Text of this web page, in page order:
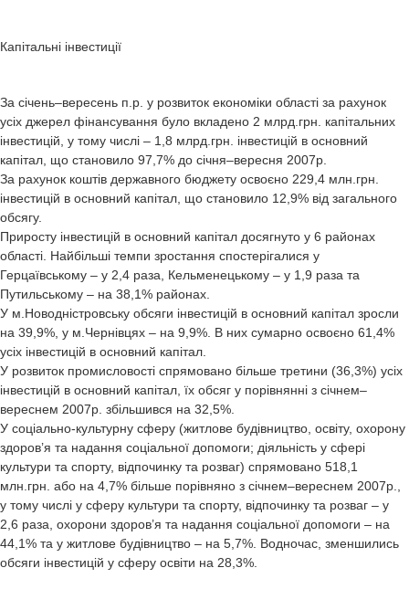
Капітальні інвестиції
За січень–вересень п.р. у розвиток економіки області за рахунок
усіх джерел фінансування було вкладено 2 млрд.грн. капітальних
інвестицій, у тому числі – 1,8 млрд.грн. інвестицій в основний
капітал, що становило 97,7% до січня–вересня 2007р.
За рахунок коштів державного бюджету освоєно 229,4 млн.грн.
інвестицій в основний капітал, що становило 12,9% від загального
обсягу.
Приросту інвестицій в основний капітал досягнуто у 6 районах
області. Найбільші темпи зростання спостерігалися у
Герцаївському – у 2,4 раза, Кельменецькому – у 1,9 раза та
Путильському – на 38,1% районах.
У м.Новодністровську обсяги інвестицій в основний капітал зросли
на 39,9%, у м.Чернівцях – на 9,9%. В них сумарно освоєно 61,4%
усіх інвестицій в основний капітал.
У розвиток промисловості спрямовано більше третини (36,3%) усіх
інвестицій в основний капітал, їх обсяг у порівнянні з січнем–
вереснем 2007р. збільшився на 32,5%.
У соціально-культурну сферу (житлове будівництво, освіту, охорону
здоров’я та надання соціальної допомоги; діяльність у сфері
культури та спорту, відпочинку та розваг) спрямовано 518,1
млн.грн. або на 4,7% більше порівняно з січнем–вереснем 2007р.,
у тому числі у сферу культури та спорту, відпочинку та розваг – у
2,6 раза, охорони здоров’я та надання соціальної допомоги – на
44,1% та у житлове будівництво – на 5,7%. Водночас, зменшились
обсяги інвестицій у сферу освіти на 28,3%.